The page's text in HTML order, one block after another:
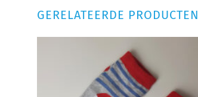
GERELATEERDE PRODUCTEN
toevoegen